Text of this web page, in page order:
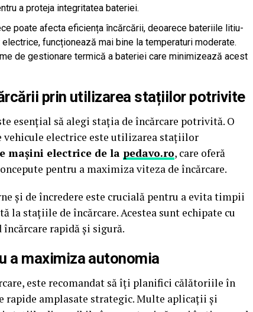
a proteja integritatea bateriei.
poate afecta eficiența încărcării, deoarece bateriile litiu-
funcționează mai bine la temperaturi moderate.
de gestionare termică a bateriei care minimizează acest
prin utilizarea stațiilor potrivite
esențial să alegi stația de încărcare potrivită. O
electrice este utilizarea stațiilor
mașini electrice de la pedavo.ro, care oferă
pentru a maximiza viteza de încărcare.
și de încredere este crucială pentru a evita timpii
la stațiile de încărcare. Acestea sunt echipate cu
rapidă și sigură.
a maximiza autonomia
este recomandat să îți planifici călătoriile în
rapide amplasate strategic. Multe aplicații și